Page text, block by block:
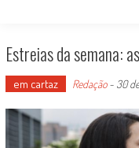
Estreias da semana:
em cartaz Redação- 30